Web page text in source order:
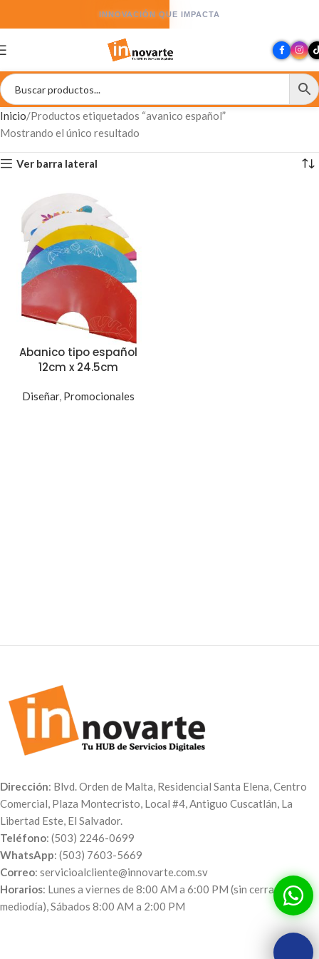
INNOVACIÓN QUE IMPACTA
Inicio Productos etiquetados “avanico español”
Mostrando el único resultado
Ver barra lateral
Abanico tipo español
12cm x 24.5cm
Diseñar, Promocionales
Dirección: Blvd. Orden de Malta, Residencial Santa Elena, Centro
Comercial, Plaza Montecristo, Local #4, Antiguo Cuscatlán, La
Libertad Este, El Salvador.
Teléfono: (503) 2246-0699
WhatsApp: (503) 7603-5669
Correo: servicioalcliente@innovarte.com.sv
Horarios: Lunes a viernes de 8:00 AM a 6:00 PM (sin cerrar al
mediodía), Sábados 8:00 AM a 2:00 PM